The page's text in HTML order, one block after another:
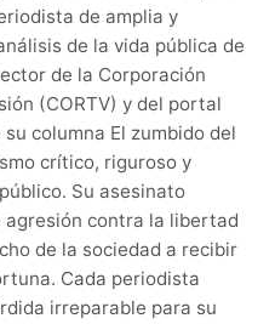
de amplia y
de la vida pública de
de la Corporación
(CORTV) y del portal
columna El zumbido del
crítico, riguroso y
Su asesinato
contra la libertad
de la sociedad a recibir
Cada periodista
irreparable para su